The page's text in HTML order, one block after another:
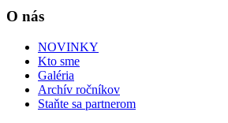
O nás
NOVINKY
Kto sme
Galéria
Archív ročníkov
Staňte sa partnerom